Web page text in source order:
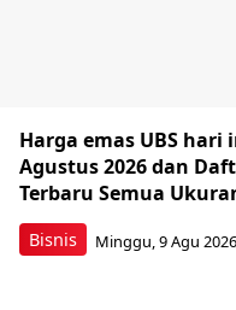
Bisnis
Harga emas UBS hari
Agustus 2026 dan
Terbaru Semua
Minggu, 9 Agu